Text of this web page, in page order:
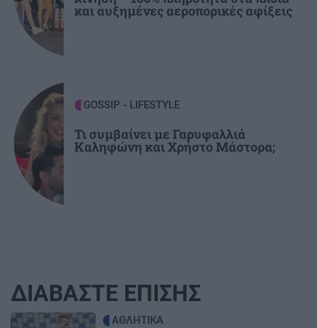
και αυξημένες αεροπορικές αφίξεις
GOSSIP - LIFESTYLE
Τι συμβαίνει με Γαρυφαλλιά
Καληφώνη και Χρήστο Μάστορα;
ΔΙΑΒΑΣΤΕ ΕΠΙΣΗΣ
Image ΑΘΛΗΤΙΚΑ